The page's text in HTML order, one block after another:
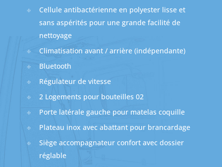
Cellule antibactérienne en polyester lisse et
sans aspérités pour une grande facilité de
nettoyage
Climatisation avant / arrière (indépendante)
Bluetooth
Régulateur de vitesse
2 Logements pour bouteilles 02
Porte latérale gauche pour matelas coquille
Plateau inox avec abattant pour brancardage
Siège accompagnateur confort avec dossier
réglable